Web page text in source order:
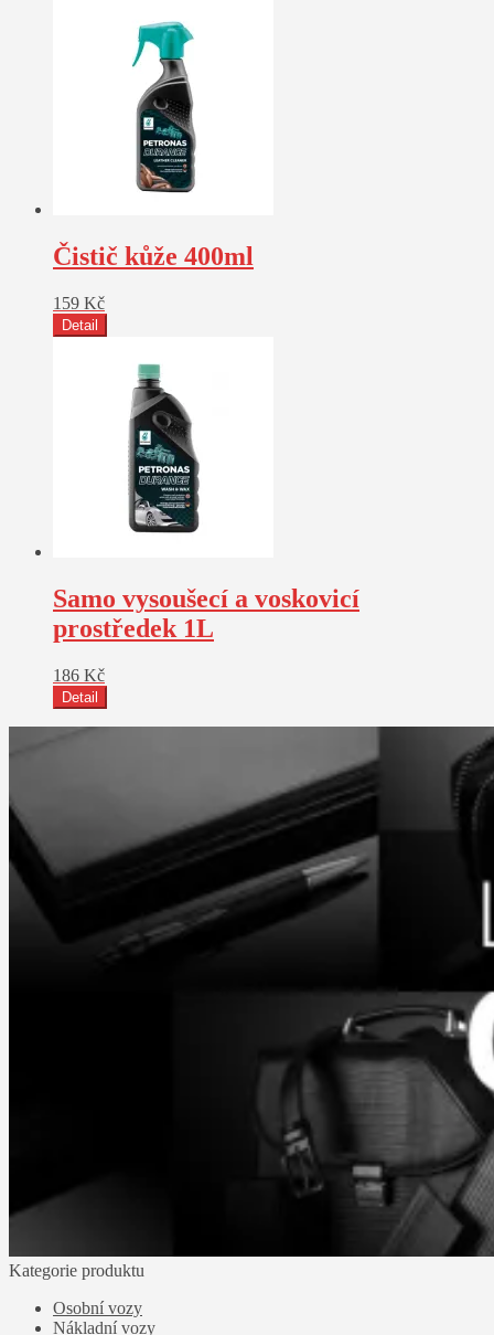
Čistič kůže 400ml
159 Kč
Detail
Samo vysoušecí a voskovicí
prostředek 1L
186 Kč
Detail
Kategorie produktu
Osobní vozy
Nákladní vozy